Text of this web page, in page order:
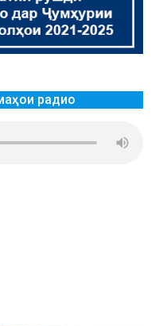
радио